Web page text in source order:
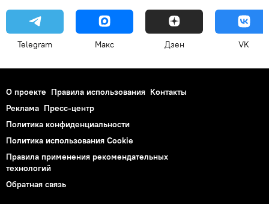
Telegram Макс Дзен VK
О проекте Правила использования Контакты
Реклама Пресс-центр
Политика конфиденциальности
Политика использования Cookie
Правила применения рекомендательных
технологий
Обратная связь